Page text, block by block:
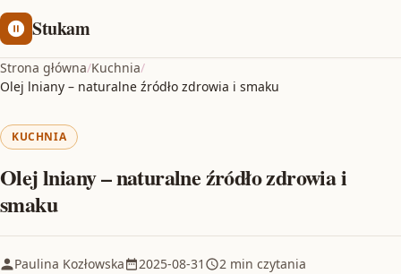
Stukam
Strona główna/Kuchnia/
Olej lniany – naturalne źródło zdrowia i smaku
KUCHNIA
Olej lniany – naturalne źródło zdrowia i
smaku
Paulina Kozłowska 2025-08-31 2 min czytania